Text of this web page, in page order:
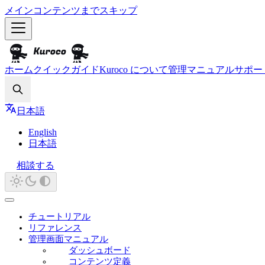
メインコンテンツまでスキップ
ホーム クイックガイドKuroco について管理マニュアルサポー
日本語
English
日本語
相談する
チュートリアル
リファレンス
管理画面マニュアル
ダッシュボード
コンテンツ定義